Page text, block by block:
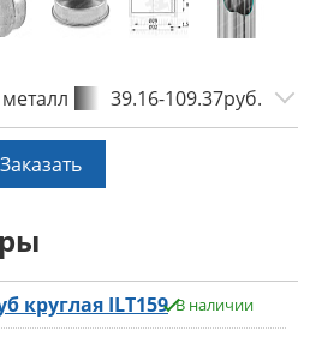
металл 39.16-109.37руб.
Заказать
круглая ILT159 В наличии